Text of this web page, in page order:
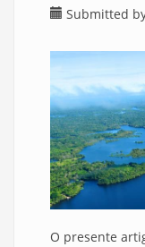
Submitted
O presente